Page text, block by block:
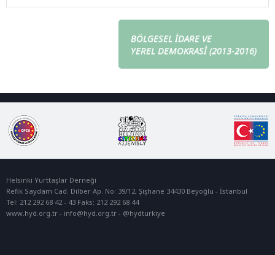
BÖLGESEL İDARE VE
YEREL DEMOKRASİ (2013-2016)
Helsinki Yurttaşlar Derneği
Refik Saydam Cad. Dilber Ap. No: 39/12, Şişhane 34430 Beyoğlu - İstanbul
Tel: 212 292 68 42 - 43 Faks: 212 292 68 44
www.hyd.org.tr - info@hyd.org.tr - @hydturkiye